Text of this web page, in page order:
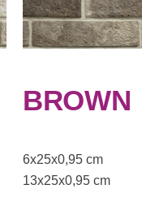
BROWN
6x25x0,95 cm
13x25x0,95 cm